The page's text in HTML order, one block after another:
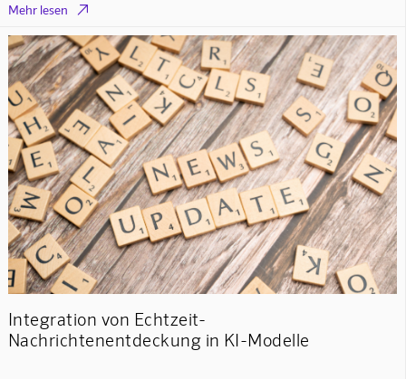
Mehr lesen 
Integration von Echtzeit-
Nachrichtenentdeckung in KI-Modelle